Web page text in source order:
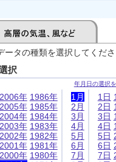
ータの種類を選択してくだ
択
年月日の選択
2006年
2005年
2004年
2003年
2002年
2001年
2000年
1986年
1985年
1984年
1983年
1982年
1981年
1980年
1月
2月
3月
4月
5月
6月
7月
1日
2日
3日
4日
5日
6日
7日